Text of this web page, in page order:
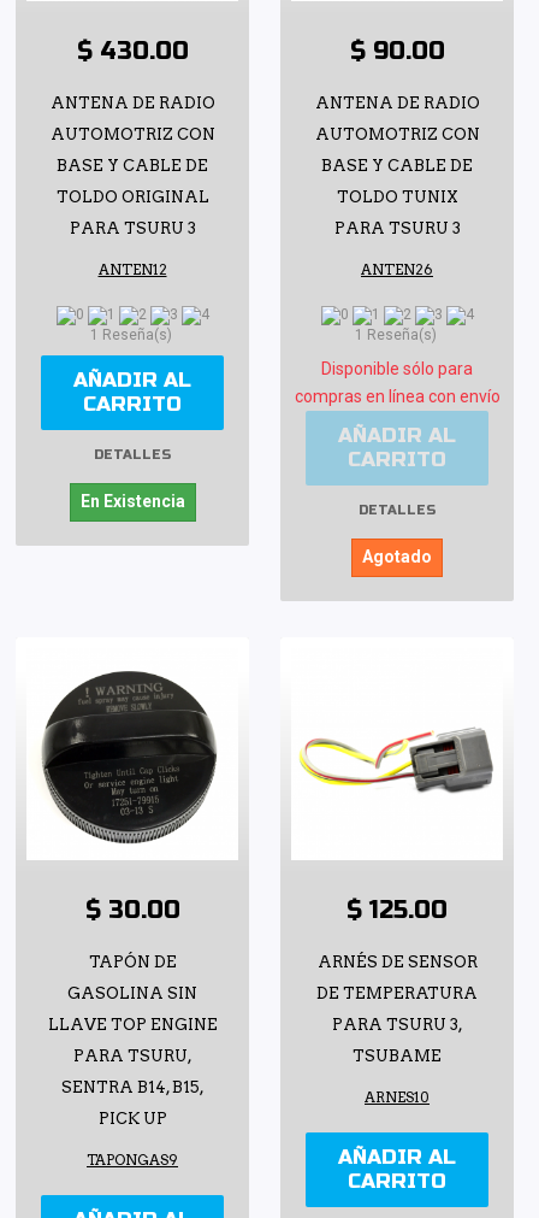
$ 430.00
ANTENA DE RADIO
AUTOMOTRIZ CON
BASE Y CABLE DE
TOLDO ORIGINAL
PARA TSURU 3
ANTEN12
1 Reseña(s)
AÑADIR AL
CARRITO
DETALLES
En Existencia
$ 90.00
ANTENA DE RADIO
AUTOMOTRIZ CON
BASE Y CABLE DE
TOLDO TUNIX
PARA TSURU 3
ANTEN26
1 Reseña(s)
Disponible sólo para
compras en línea con envío
AÑADIR AL
CARRITO
DETALLES
Agotado
$ 30.00
TAPÓN DE
GASOLINA SIN
LLAVE TOP ENGINE
PARA TSURU,
SENTRA B14, B15,
PICK UP
TAPONGAS9
$ 125.00
ARNÉS DE SENSOR
DE TEMPERATURA
PARA TSURU 3,
TSUBAME
ARNES10
AÑADIR AL
CARRITO